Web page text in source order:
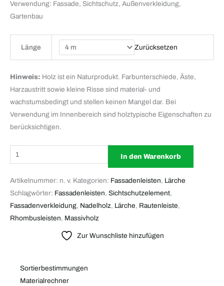
Verwendung: Fassade, Sichtschutz, Außenverkleidung,
Gartenbau
Länge Zurücksetzen
Hinweis: Holz ist ein Naturprodukt. Farbunterschiede, Äste,
Harzaustritt sowie kleine Risse sind material- und
wachstumsbedingt und stellen keinen Mangel dar. Bei
Verwendung im Innenbereich sind holztypische Eigenschaften zu
berücksichtigen.
In den Warenkorb
Artikelnummer: n. v. Kategorien: Fassadenleisten, Lärche
Schlagwörter: Fassadenleisten, Sichtschutzelement,
Fassadenverkleidung, Nadelholz, Lärche, Rautenleiste,
Rhombusleisten, Massivholz
Zur Wunschliste hinzufügen
Sortierbestimmungen
Materialrechner